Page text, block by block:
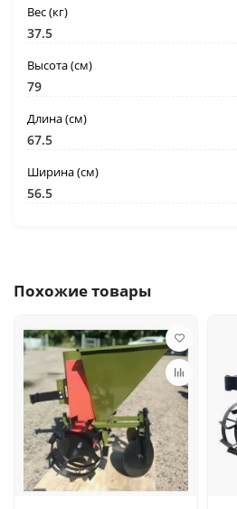
Вес (кг)
37.5
Высота (см)
79
Длина (см)
67.5
Ширина (см)
56.5
Похожие товары